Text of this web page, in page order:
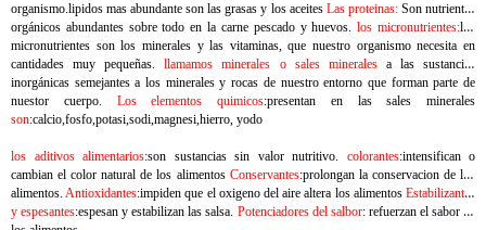
organismo.lipidos mas abundante son las grasas y los aceites Las proteinas:Son nutrientes
orgánicos abundantes sobre todo en la carne pescado y huevos.los micronutrientes:los
micronutrientes son los minerales y las vitaminas, que nuestro organismo necesita en
cantidades muy pequeñas.llamamos minerales o sales mineralesa las sustancias
inorgánicas semejantes a los minerales y rocas de nuestro entorno que forman parte de
nuestor cuerpo. Los elementos quimicos:presentan en las sales minerales
son:calcio,fosfo,potasi,sodi,magnesi,hierro, yodo
los aditivos alimentarios:son sustancias sin valor nutritivo. colorantes:intensifican o
cambian el color natural de los alimentos Conservantes:prolongan la conservacion de los
alimentos.Antioxidantes:impiden que el oxigeno del aire altera los alimentosEstabilizantes
y espesantes:espesan y estabilizan las salsa. Potenciadores del salbor: refuerzan el sabor de